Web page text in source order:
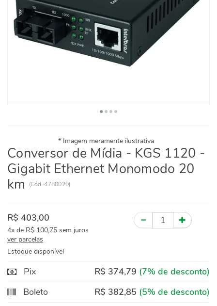
Conversor de Mídia - KGS 1120 -
Gigabit Ethernet Monomodo 20
km
(Cód.4780020)
R$ 403,00
4x de R$ 100,75 sem juros
ver parcelas
Estoque disponível
Quantidade
Pix R$ 374,79 (7% de desconto)
Boleto
R$ 382,85 (5% de desconto)